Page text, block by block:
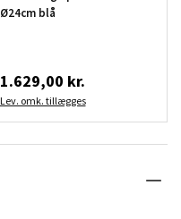
Ø24cm blå
1.629,00 kr.
Lev. omk. tillægges